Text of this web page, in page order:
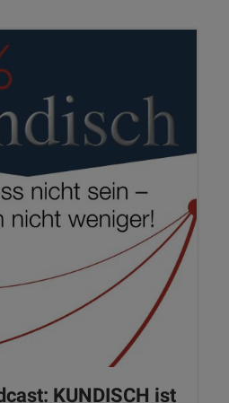
KUNDISCH ist